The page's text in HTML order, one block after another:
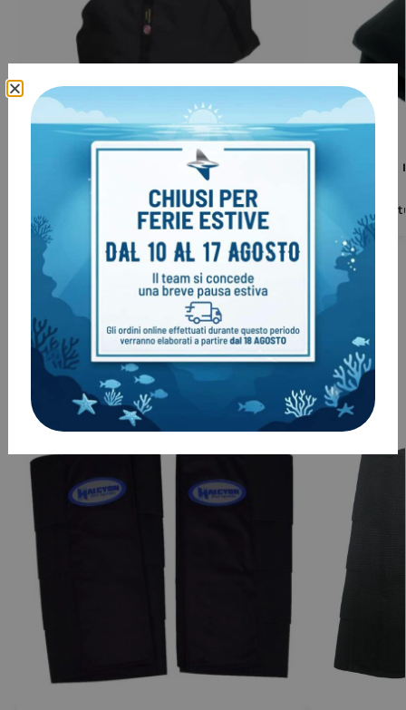
Borsa SANTI per muta stagna
€67,00
Tasca da
Clienti come te, hanno acquistato
anche:
-13%